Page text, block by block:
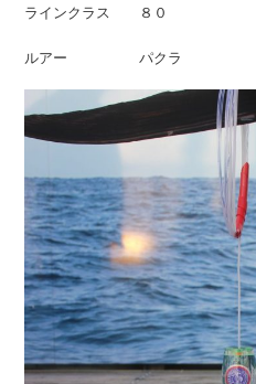
ラインクラス ８０
ルアー パクラ